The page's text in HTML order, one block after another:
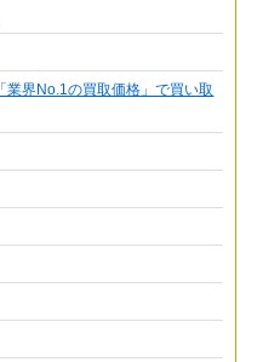
界No.1の買取価格」で買い取